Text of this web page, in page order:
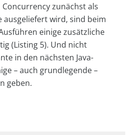
zunächst als
ausgeliefert wird, sind beim
einige zusätzliche
(Listing 5). Und nicht
in den nächsten Java-
– auch grundlegende –
geben.